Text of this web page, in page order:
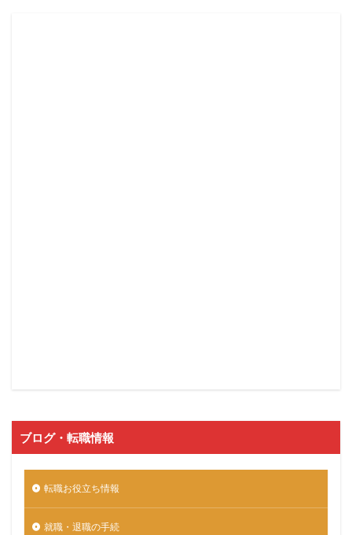
ブログ・転職情報
転職お役立ち情報
就職・退職の手続